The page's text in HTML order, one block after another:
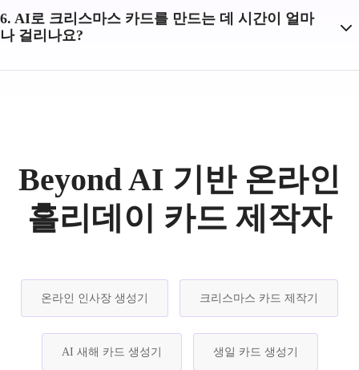
6. AI로 크리스마스 카드를 만드는 데 시간이 얼마
나 걸리나요?
Beyond AI 기반 온라인
홀리데이 카드 제작자
온라인 인사장 생성기 크리스마스 카드 제작기
AI 새해 카드 생성기 생일 카드 생성기